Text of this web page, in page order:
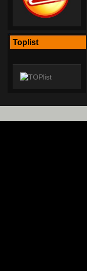
Toplist